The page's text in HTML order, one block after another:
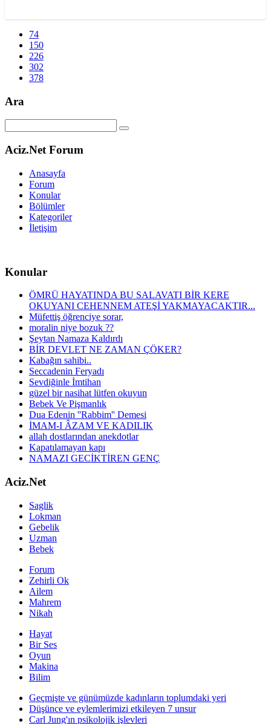
74
150
226
302
378
Ara
Aciz.Net Forum
Anasayfa
Forum
Konular
Bölümler
Kategoriler
İletişim
Konular
ÖMRÜ HAYATINDA BU SALAVATI BİR KERE
OKUYANI CEHENNEM ATEŞİ YAKMAYACAKTIR...
Müfettiş öğrenciye sorar,
moralin niye bozuk ??
Şeytan Namaza Kaldırdı
BİR DEVLET NE ZAMAN ÇÖKER?
Kabağın sahibi..
Seccadenin Feryadı
Sevdiğinle İmtihan
güzel bir nasihat lütfen okuyun
Bebek Ve Pişmanlık
Dua Edenin ''Rabbim'' Demesi
İMAM-I ÂZAM VE KADILIK
allah dostlarından anekdotlar
Kapatılamayan kapı
NAMAZI GECİKTİREN GENÇ
Aciz.Net
Saglik
Lokman
Gebelik
Uzman
Bebek
Forum
Zehirli Ok
Ailem
Mahrem
Nikah
Hayat
Bir Ses
Oyun
Makina
Bilim
Geçmişte ve günümüzde kadınların toplumdaki yeri
Düşünce ve eylemlerimizi etkileyen 7 unsur
Carl Jung'ın psikolojik işlevleri